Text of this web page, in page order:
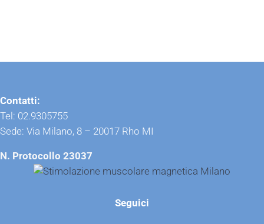
Contatti:
Tel: 02.9305755
Sede: Via Milano, 8 – 20017 Rho MI
N. Protocollo 23037
Seguici